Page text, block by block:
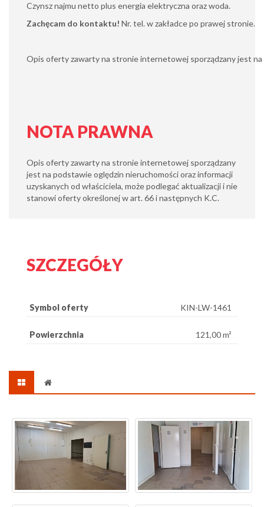
Czynsz najmu netto plus energia elektryczna oraz woda.
Zachęcam do kontaktu! Nr. tel. w zakładce po prawej stronie.
Opis oferty zawarty na stronie internetowej sporządzany jest na
NOTA PRAWNA
Opis oferty zawarty na stronie internetowej sporządzany
jest na podstawie oględzin nieruchomości oraz informacji
uzyskanych od właściciela, może podlegać aktualizacji i nie
stanowi oferty określonej w art. 66 i następnych K.C.
SZCZEGÓŁY
Symbol oferty KIN-LW-1461
Powierzchnia 121,00 m²